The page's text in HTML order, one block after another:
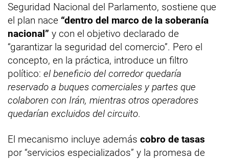
Seguridad Nacional del Parlamento, sostiene que
el plan nace “dentro del marco de la soberanía
nacional” y con el objetivo declarado de
“garantizar la seguridad del comercio”. Pero el
concepto, en la práctica, introduce un filtro
político: el beneficio del corredor quedaría
reservado a buques comerciales y partes que
colaboren con Irán, mientras otros operadores
quedarían excluidos del circuito.
El mecanismo incluye además cobro de tasas
por “servicios especializados” y la promesa de